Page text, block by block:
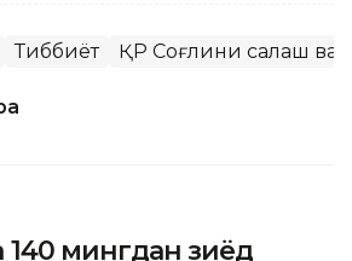
Тиббиёт ҚР Соғлиқни сақлаш
140 мингдан зиёд